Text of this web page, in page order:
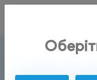
Глоссарий